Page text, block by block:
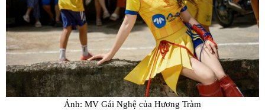
Ảnh: MV Gái Nghệ của Hương Tràm